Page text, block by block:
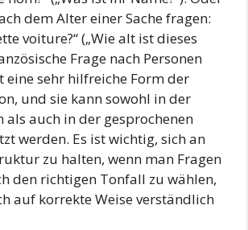
dem Alter einer Sache fragen:
voiture?“ („Wie alt ist dieses
Frage nach Personen
eine sehr hilfreiche Form der
und sie kann sowohl in der
als auch in der gesprochenen
werden. Es ist wichtig, sich an
zu halten, wenn man Fragen
den richtigen Tonfall zu wählen,
auf korrekte Weise verständlich